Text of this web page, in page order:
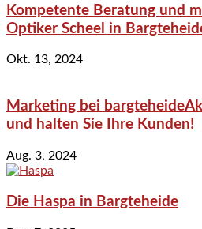
Kompetente Beratung und
Optiker Scheel in
Okt. 13, 2024
Marketing bei
und halten Sie Ihre Kunden!
Aug. 3, 2024
Die Haspa in Bargteheide